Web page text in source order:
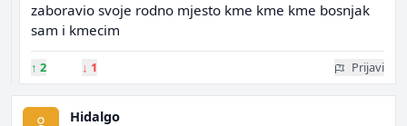
zaboravio svoje rodno mjesto kme kme kme bosnjak
sam i kmecim
↑ 2 ↓ 1 Prijavi
Hidalgo